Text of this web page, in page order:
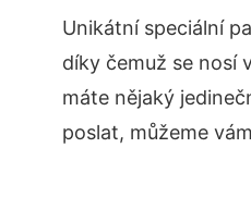
Unikátní speciální
díky čemuž se nosí
máte nějaký
poslat, můžeme